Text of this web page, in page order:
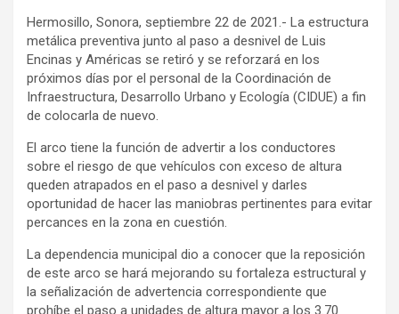
Hermosillo, Sonora, septiembre 22 de 2021.- La estructura
metálica preventiva junto al paso a desnivel de Luis
Encinas y Américas se retiró y se reforzará en los
próximos días por el personal de la Coordinación de
Infraestructura, Desarrollo Urbano y Ecología (CIDUE) a fin
de colocarla de nuevo.
El arco tiene la función de advertir a los conductores
sobre el riesgo de que vehículos con exceso de altura
queden atrapados en el paso a desnivel y darles
oportunidad de hacer las maniobras pertinentes para evitar
percances en la zona en cuestión.
La dependencia municipal dio a conocer que la reposición
de este arco se hará mejorando su fortaleza estructural y
la señalización de advertencia correspondiente que
prohíbe el paso a unidades de altura mayor a los 3.70